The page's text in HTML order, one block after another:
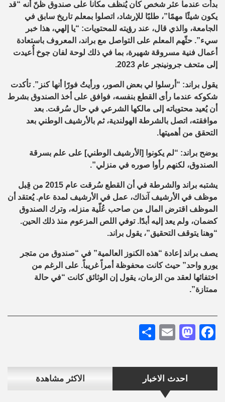
احدث الاخبار الاكثر مشاهدة
بدأت عندما عثر شخص كان يُنظف مكانا على صندوق ظنّ أنه “قد
يكون شيئًا مهمًا”، طلبًا للإرشاد، اتصلوا بمعلم تاريخ سابق في
الجامعة، والذي قال، عند رؤيته للمحتويات: “يا إلهي، هذا خبر
سيء”. حثّهم المعلم على التواصل مع براند، المعروف باستعادة
أعمال فنية مسروقة شهيرة، بما في ذلك لوحة لفان جوخ أُعيدت
إلى متحف جرونينجر عام 2023.
يقول براند: “أرسلوا لي بعض الصور، ورأيتُ فورًا أنها كنز”. تأكدت
شكوكه عندما رأى القطع بنفسه، فوافق على أخذ الصندوق بشرط
أن يُعيد محتوياته إلى مالكها الشرعي في حال سُرقت. بعد
موافقته، اتصل بالشرطة الهولندية، ثم بالأرشيف الوطني بعد
التحقق من أهميتها.
يوضح براند: “لم يكونوا [الأرشيف الوطني] على علم بسرقة
الصندوق، لكنهم رأوا صوره في منزلي”.
يشتبه براند والشرطة في أن القطع سُرقت عام 2015 من قِبل
موظف في الأرشيف آنذاك، عمل في الأرشيف لمدة عام. يُعتقد أن
الموظف اقترض المال من صاحب عُلّية منزله، وترك الصندوق
كضمان، ولم يعد إليه أبدًا. توفي اللص المزعوم منذ ذلك الحين.
“وهنا يتوقف التحقيق”، يقول براند.
يصف براند إعادة “هذه الكنوز العالمية” في “صندوق من متجر
يورو واحد” حيث كانت محفوظة أمراً غريباً. على الرغم من
اختفائها لعقد من الزمان، يقول إن الوثائق كانت “في حالة
ممتازة”.
Facebook
Mastodon
Email